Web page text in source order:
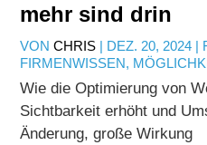
mehr sind drin
VONCHRIS | DEZ. 20, 2024 |
FIRMENWISSEN,
Wie die Optimierung von
Sichtbarkeit erhöht und
Änderung, große Wirkung